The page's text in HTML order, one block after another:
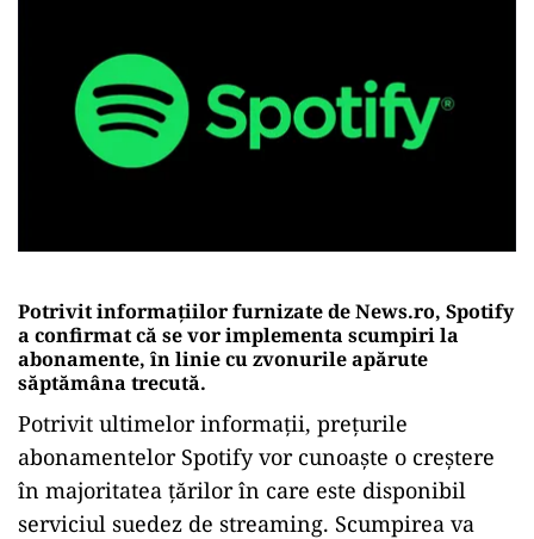
Potrivit informațiilor furnizate de News.ro, Spotify
a confirmat că se vor implementa scumpiri la
abonamente, în linie cu zvonurile apărute
săptămâna trecută.
Potrivit ultimelor informații, prețurile
abonamentelor Spotify vor cunoaște o creștere
în majoritatea țărilor în care este disponibil
serviciul suedez de streaming. Scumpirea va